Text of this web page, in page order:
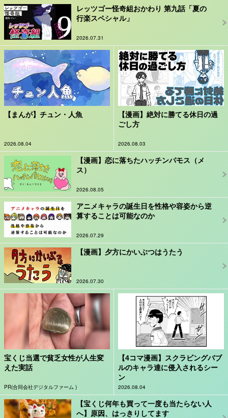
レッツゴー怪奇組おかわり 第九話「夏の
行楽スペシャル」
2026.07.31
【まんが】チュン・人魚
2026.08.04
【漫画】絶対に勝てる休日の過
ごし方
2026.08.03
【漫画】恋に落ちたハッチンパモス（メ
ス）
2026.08.05
アニメキャラの誕生日を性格や容姿から逆
算することは可能なのか
2026.07.29
【漫画】夕方にかいぶつはうたう
2026.07.30
宝くじ当選で貧乏女性が人生変
えた実話
PR(合同会社デジタルファーム )
【4コマ漫画】スクラビングバブ
ルのキャラ達に侵入されるシー
ン
2026.08.04
【宝くじ何年も買って一度も当たらない人
へ】原因、はっきりしてます